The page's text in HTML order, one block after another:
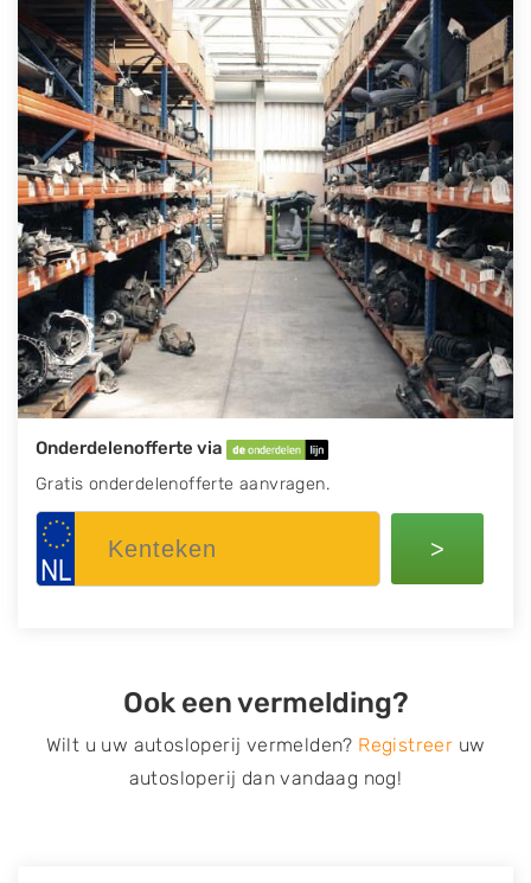
Onderdelenofferte via
Gratis onderdelenofferte aanvragen.
>
Ook een vermelding?
Wilt u uw autosloperij vermelden? Registreer uw
autosloperij dan vandaag nog!